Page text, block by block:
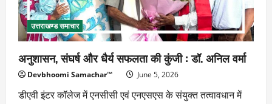
उत्तराखण्ड समाचार
अनुशासन, संघर्ष और धैर्य सफलता की कुंजी : डॉ. अनिल वर्मा
Devbhoomi Samachar™ June 5, 2026
डीएवी इंटर कॉलेज में एनसीसी एवं एनएसएस के संयुक्त तत्वावधान में